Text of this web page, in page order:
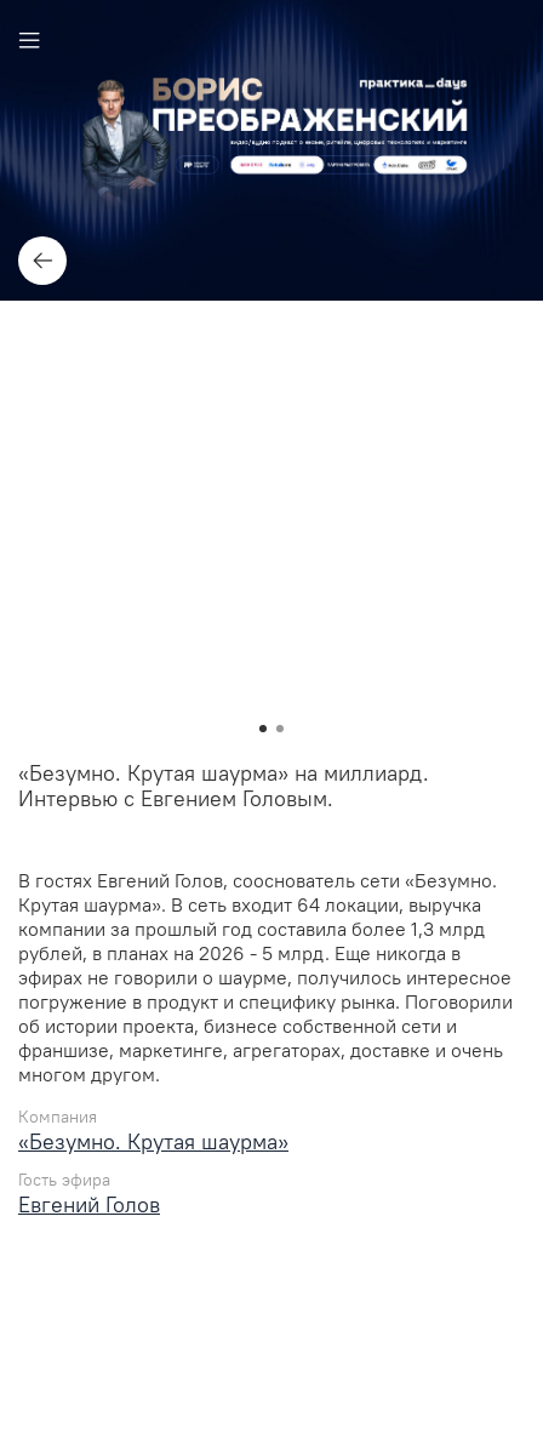
«Безумно. Крутая шаурма» на миллиард.
Интервью с Евгением Головым.
В гостях Евгений Голов, сооснователь сети «Безумно.
Крутая шаурма». В сеть входит 64 локации, выручка
компании за прошлый год составила более 1,3 млрд
рублей, в планах на 2026 - 5 млрд. Еще никогда в
эфирах не говорили о шаурме, получилось интересное
погружение в продукт и специфику рынка. Поговорили
об истории проекта, бизнесе собственной сети и
франшизе, маркетинге, агрегаторах, доставке и очень
многом другом.
Компания
«Безумно. Крутая шаурма»
Гость эфира
Евгений Голов